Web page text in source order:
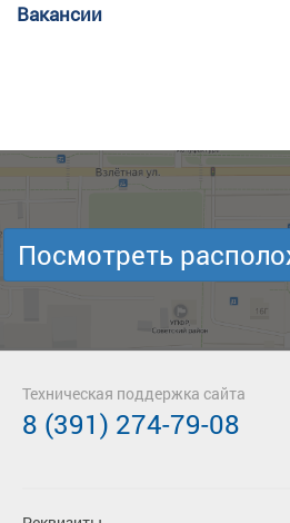
Вакансии
Посмотреть
Техническая поддержка сайта
8 (391) 274-79-08